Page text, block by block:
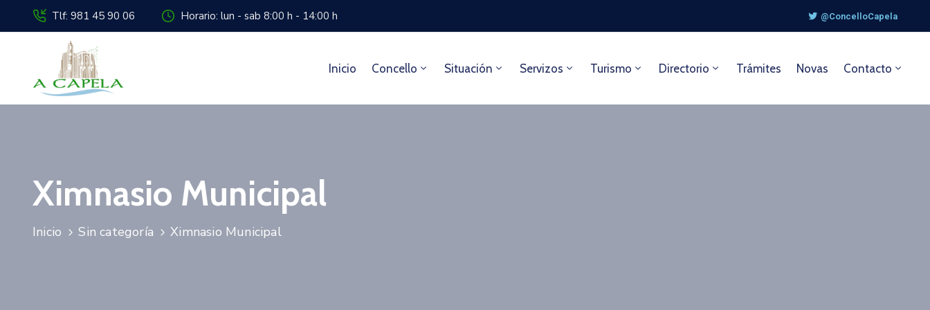
Tlf: 981 45 90 06 Horario: lun - sab 8:00 h - 14:00 h @ConcelloCapela
Inicio Concello Situación Servizos Turismo Directorio Trámites Novas Contacto
Ximnasio Municipal
Inicio Sin categoría Ximnasio Municipal